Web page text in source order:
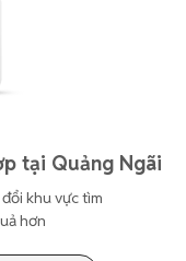
tại Quảng Ngãi
khu vực tìm
hơn